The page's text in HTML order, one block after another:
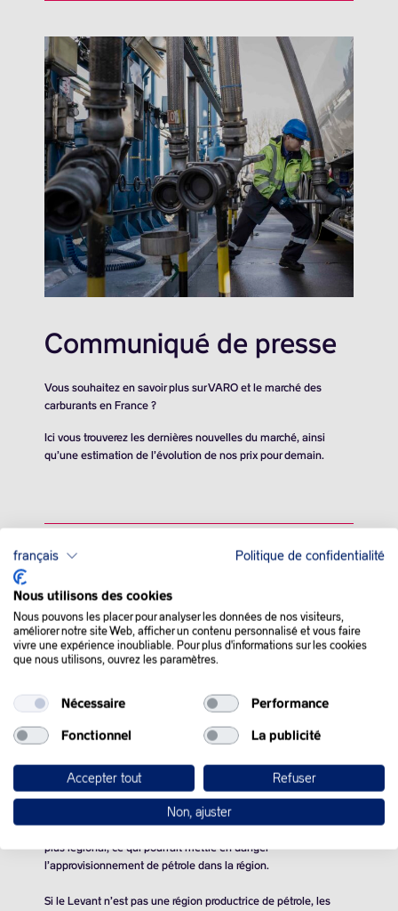
Communiqué de presse
Vous souhaitez en savoir plus sur VARO et le marché des
carburants en France ?
Ici vous trouverez les dernières nouvelles du marché, ainsi
qu’une estimation de l’évolution de nos prix pour demain.
QUE SE PASSE-T-IL
DANS LE MONDE :
craintes d’une expansion du conflit entre Israël et le Hamas
après un tir meurtrier sur un hôpital à Gaza.
Proche-Orient évolue minute par minute.
La frappe sur l’hôpital de Gaza est typiquement le type d’action
qui augmente les risques de rendre ce conflit potentiellement
plus régional, ce qui pourrait mettre en danger
l’approvisionnement de pétrole dans la région.
Si le Levant n’est pas une région productrice de pétrole, les
français Politique de confidentialité
Nous utilisons des cookies
Nous pouvons les placer pour analyser les données de nos visiteurs,
améliorer notre site Web, afficher un contenu personnalisé et vous faire
vivre une expérience inoubliable. Pour plus d'informations sur les cookies
que nous utilisons, ouvrez les paramètres.
Nécessaire Performance
Fonctionnel La publicité
Accepter tout Refuser
Non, ajuster